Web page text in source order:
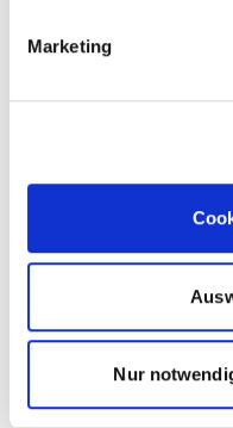
Marketing
Nur